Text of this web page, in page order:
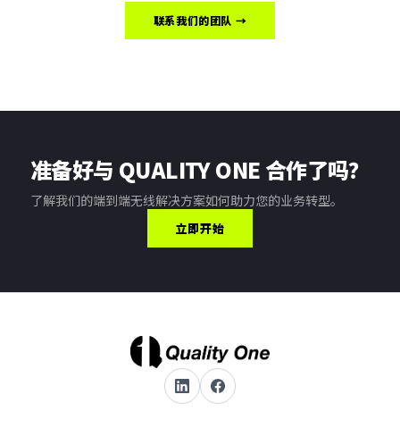
联系我们的团队 →
准备好与 QUALITY ONE 合作了吗？
了解我们的端到端无线解决方案如何助力您的业务转型。
立即开始